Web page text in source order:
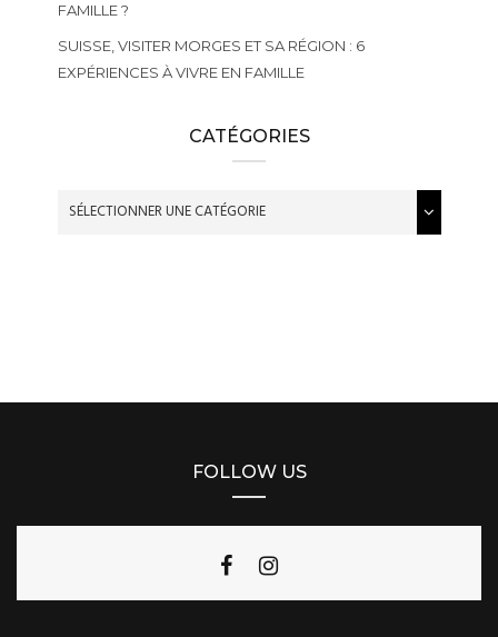
FAMILLE ?
SUISSE, VISITER MORGES ET SA RÉGION : 6
EXPÉRIENCES À VIVRE EN FAMILLE
CATÉGORIES
FOLLOW US